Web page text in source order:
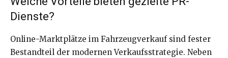
Dienste?
Online-Marktplätze im Fahrzeugverkauf sind fester
Bestandteil der modernen Verkaufsstrategie. Neben